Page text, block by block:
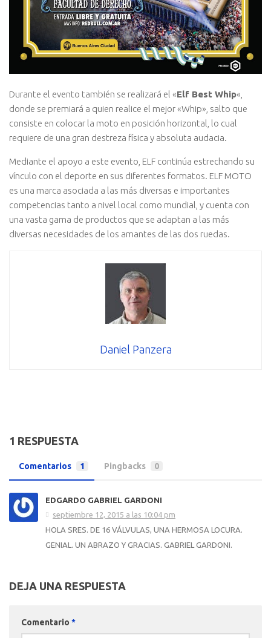
Durante el evento también se realizará el «Elf Best Whip«,
donde se premiará a quien realice el mejor «Whip», salto que
consiste en colocar la moto en posición horizontal, lo cual
requiere de una gran destreza física y absoluta audacia.
Mediante el apoyo a este evento, ELF continúa estrechando su
vínculo con el deporte en sus diferentes formatos. ELF MOTO
es una marca asociada a las más diversas e importantes
competencias tanto a nivel local como mundial, y cuenta con
una vasta gama de productos que se adaptan a las más
diversas necesidades de los amantes de las dos ruedas.
Daniel Panzera
1 RESPUESTA
Comentarios 1 Pingbacks 0
EDGARDO GABRIEL GARDONI
septiembre 12, 2015 a las 10:04 pm
HOLA SRES. DE 16 VÁLVULAS, UNA HERMOSA LOCURA.
GENIAL. UN ABRAZO Y GRACIAS. GABRIEL GARDONI.
DEJA UNA RESPUESTA
Comentario *